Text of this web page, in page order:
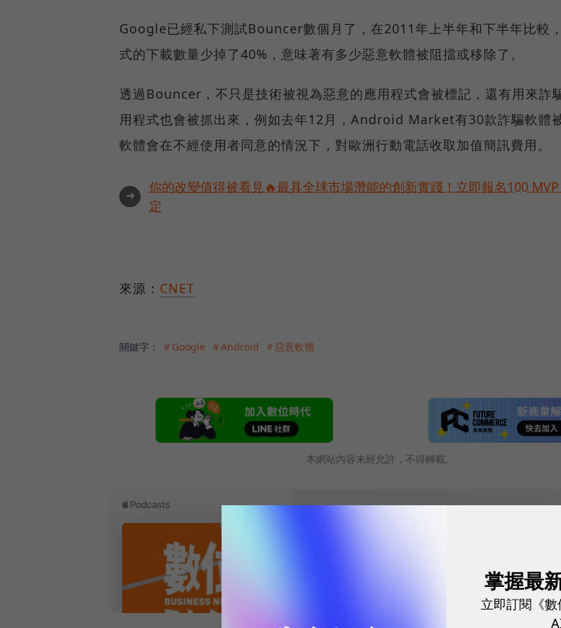
Google已經私下測試Bouncer數個月了，在2011年上半年和下半年比較
式的下載數量少掉了40%，意味著有多少惡意軟體被阻擋或移除了。
透過Bouncer，不只是技術被視為惡意的應用程式會被標記，還有用來詐
用程式也會被抓出來，例如去年12月，Android Market有30款詐騙軟體
軟體會在不經使用者同意的情況下，對歐洲行動電話收取加值簡訊費用。
➜
你的改變值得被看見🔥最具全球市場潛能的創新實踐！立即報名100
定
來源： CNET
關鍵字： ＃Google ＃Android ＃惡意軟體
本網站內容未經允許，不得轉載。
掌握最
立即訂閱《